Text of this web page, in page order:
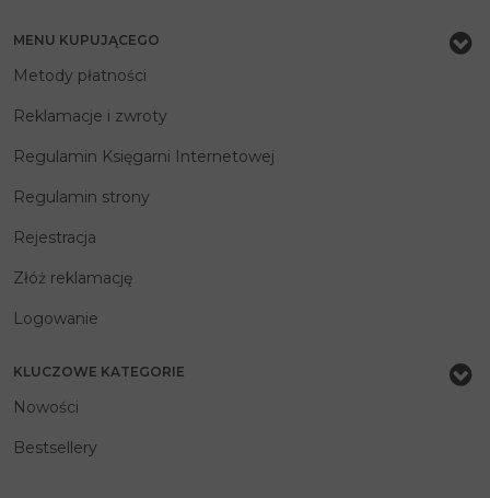
MENU KUPUJĄCEGO
Metody płatności
Reklamacje i zwroty
Regulamin Księgarni Internetowej
Regulamin strony
Rejestracja
Złóż reklamację
Logowanie
KLUCZOWE KATEGORIE
Nowości
Bestsellery